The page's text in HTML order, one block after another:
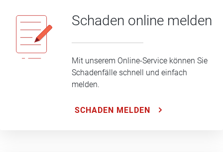
Schaden online melden
Mit unserem Online-Service können Sie
Schadenfälle schnell und einfach
melden.
SCHADEN MELDEN